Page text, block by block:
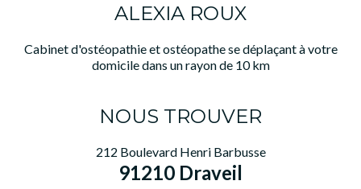
ALEXIA ROUX
Cabinet d'ostéopathie et ostéopathe se déplaçant à votre
domicile dans un rayon de 10 km
NOUS TROUVER
212 Boulevard Henri Barbusse
91210 Draveil